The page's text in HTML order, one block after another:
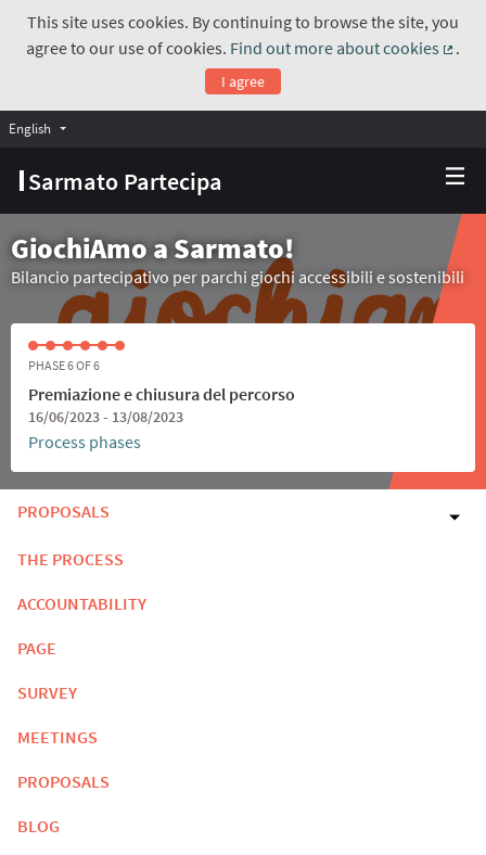
This site uses cookies. By continuing to browse the site, you
agree to our use of cookies. Find out more about cookies
.
I agree
Sarmato Partecipa
English Choose language
GiochiAmo a Sarmato!
Bilancio partecipativo per parchi giochi accessibili e sostenibili
PHASE 6 OF 6
Premiazione e chiusura del percorso
16/06/2023 - 13/08/2023
Process phases
PROPOSALS
THE PROCESS
ACCOUNTABILITY
PAGE
SURVEY
MEETINGS
PROPOSALS
BLOG